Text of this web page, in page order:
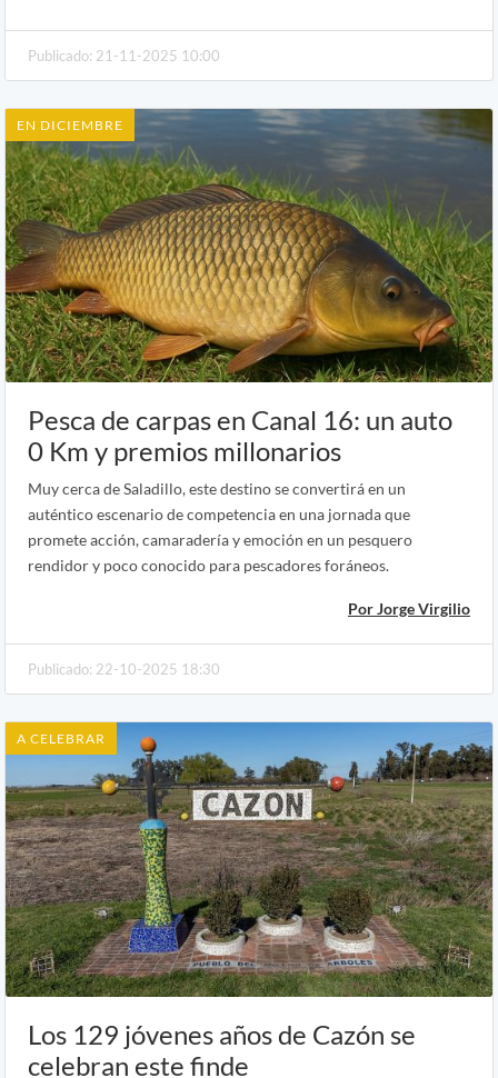
Publicado: 21-11-2025 10:00
EN DICIEMBRE
Pesca de carpas en Canal 16: un auto
0 Km y premios millonarios
Muy cerca de Saladillo, este destino se convertirá en un
auténtico escenario de competencia en una jornada que
promete acción, camaradería y emoción en un pesquero
rendidor y poco conocido para pescadores foráneos.
Por Jorge Virgilio
Publicado: 22-10-2025 18:30
A CELEBRAR
Los 129 jóvenes años de Cazón se
celebran este finde